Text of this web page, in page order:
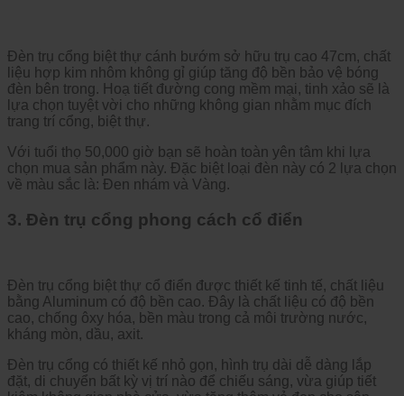
Đèn trụ cổng biệt thự cánh bướm sở hữu trụ cao 47cm, chất
liệu hợp kim nhôm không gỉ giúp tăng độ bền bảo vệ bóng
đèn bên trong. Hoạ tiết đường cong mềm mại, tinh xảo sẽ là
lựa chọn tuyệt vời cho những không gian nhằm mục đích
trang trí cổng, biệt thự.
Với tuổi thọ 50,000 giờ bạn sẽ hoàn toàn yên tâm khi lựa
chọn mua sản phẩm này. Đặc biệt loại đèn này có 2 lựa chọn
về màu sắc là: Đen nhám và Vàng.
3. Đèn trụ cổng phong cách cổ điển
Đèn trụ cổng biệt thự cổ điển được thiết kế tinh tế, chất liệu
bằng Aluminum có độ bền cao. Đây là chất liệu có độ bền
cao, chống ôxy hóa, bền màu trong cả môi trường nước,
kháng mòn, dầu, axit.
Đèn trụ cổng có thiết kế nhỏ gọn, hình trụ dài dễ dàng lắp
đặt, di chuyển bất kỳ vị trí nào để chiếu sáng, vừa giúp tiết